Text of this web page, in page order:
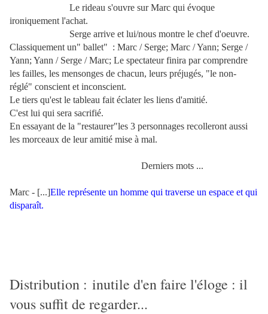
Le rideau s'ouvre sur Marc qui évoque
ironiquement l'achat.
Serge arrive et lui/nous montre le chef d'oeuvre.
Classiquement un" ballet" : Marc / Serge; Marc / Yann; Serge /
Yann; Yann / Serge / Marc; Le spectateur finira par comprendre
les failles, les mensonges de chacun, leurs préjugés, "le non-
réglé" conscient et inconscient.
Le tiers qu'est le tableau fait éclater les liens d'amitié.
C'est lui qui sera sacrifié.
En essayant de la "restaurer"les 3 personnages recolleront aussi
les morceaux de leur amitié mise à mal.
Derniers mots ...
Marc - [...]Elle représente un homme qui traverse un espace et qui
disparaît.
Distribution : inutile d'en faire l'éloge : il
vous suffit de regarder...